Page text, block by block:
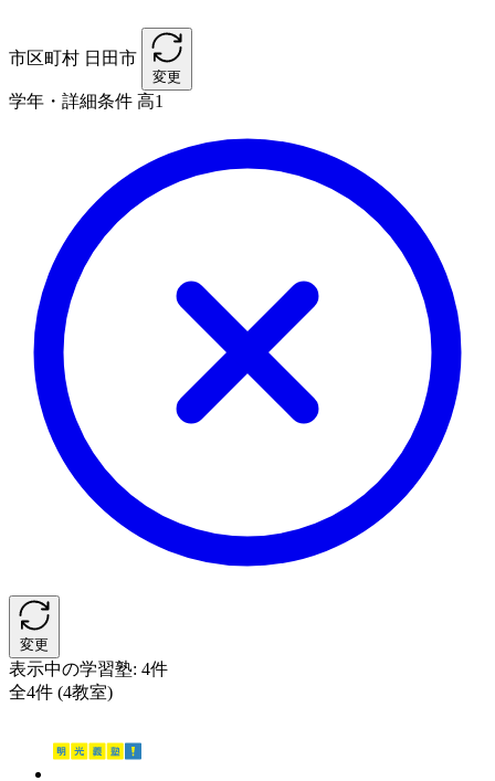
市区町村 日田市
変更
学年・詳細条件 高1
変更
表示中の学習塾: 4件
全4件 (4教室)